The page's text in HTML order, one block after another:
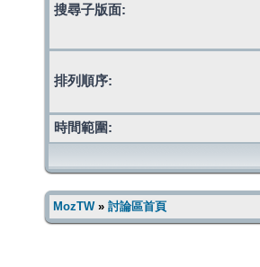
搜尋子版面:
排列順序:
時間範圍:
MozTW» 討論區首頁